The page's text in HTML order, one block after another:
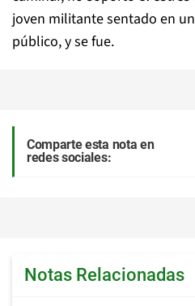
joven militante sentado en
público, y se fue.
Comparte esta nota en
redes sociales:
Notas Relacionadas